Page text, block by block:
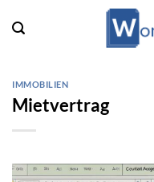
Inhalt
IMMOBILIEN
Mietvertrag